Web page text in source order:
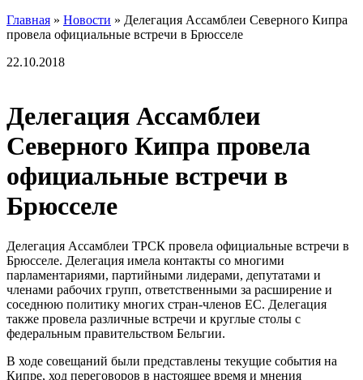
Главная » Новости » Делегация Ассамблеи Северного Кипра
провела официальные встречи в Брюсселе
22.10.2018
Делегация Ассамблеи
Северного Кипра провела
официальные встречи в
Брюсселе
Делегация Ассамблеи ТРСК провела официальные встречи в
Брюсселе. Делегация имела контакты со многими
парламентариями, партийными лидерами, депутатами и
членами рабочих групп, ответственными за расширение и
соседнюю политику многих стран-членов ЕС. Делегация
также провела различные встречи и круглые столы с
федеральным правительством Бельгии.
В ходе совещаний были представлены текущие события на
Кипре, ход переговоров в настоящее время и мнения